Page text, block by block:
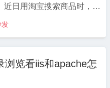
近日用淘宝搜索商品时，发
品明明显示有几千个，但
有几个，淘宝网页页头页
非正常中自动变换，
发
浏览看iis和apache怎